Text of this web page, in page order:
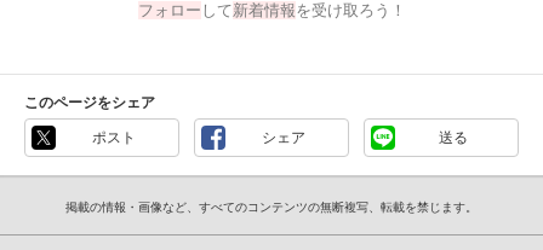
フォロー して新着情報を受け取ろう！
このページをシェア
ポスト シェア 送る
掲載の情報・画像など、すべてのコンテンツの無断複写、転載を禁じます。